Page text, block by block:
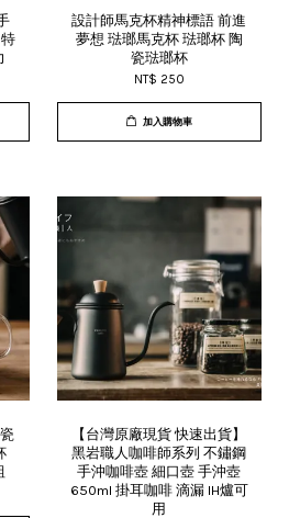
設計師馬克杯精神標語 前進
夢想 琺瑯馬克杯 琺瑯杯 陶
瓷琺瑯杯
NT$ 250
加入購物車
【台灣原廠現貨 快速出貨】
黑岩職人咖啡師系列 不鏽鋼
手沖咖啡壺 細口壺 手沖壺
650ml 掛耳咖啡 滴漏 IH爐可
用